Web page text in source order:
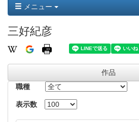
メニュー
三好紀彦
作品
職種
表示数